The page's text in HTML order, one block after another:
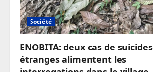
Société
ENOBITA: deux cas de suicides
étranges alimentent les